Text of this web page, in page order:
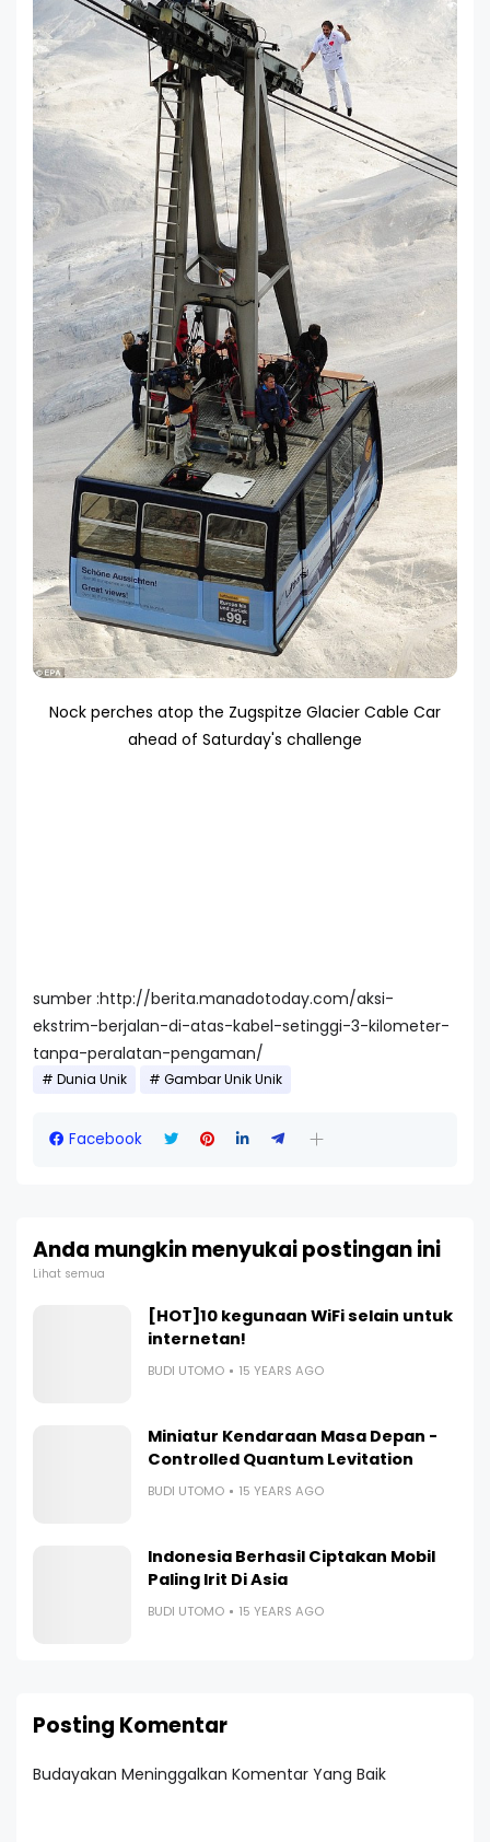
Nock perches atop the Zugspitze Glacier Cable Car
ahead of Saturday's challenge
sumber :http://berita.manadotoday.com/aksi-
ekstrim-berjalan-di-atas-kabel-setinggi-3-kilometer-
tanpa-peralatan-pengaman/
Dunia Unik Gambar Unik Unik
Facebook
Anda mungkin menyukai postingan ini
Lihat semua
[HOT]10 kegunaan WiFi selain untuk
internetan!
BUDI UTOMO 15 YEARS AGO
Miniatur Kendaraan Masa Depan -
Controlled Quantum Levitation
BUDI UTOMO 15 YEARS AGO
Indonesia Berhasil Ciptakan Mobil
Paling Irit Di Asia
BUDI UTOMO 15 YEARS AGO
Posting Komentar
Budayakan Meninggalkan Komentar Yang Baik